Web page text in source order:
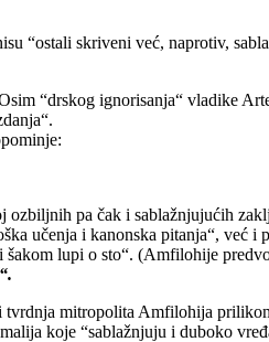
“ostali skriveni već, naprotiv,
“drskog ignorisanja“ vladike
pa čak i sablažnjujućih
učenja i kanonska pitanja“, već i
šakom lupi o sto“. (Amfilohije
tvrdnja mitropolita Amfilohija
koje “sablažnjuju i duboko